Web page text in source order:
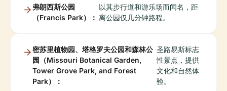
弗朗西斯公园
（Francis Park）：
以其步行道和游乐场而闻名，距
离公园仅几分钟路程。
密苏里植物园、塔格罗夫公园和森林公
园（Missouri Botanical Garden,
Tower Grove Park, and Forest
Park）：
圣路易斯标志
性景点，提供
文化和自然体
验。